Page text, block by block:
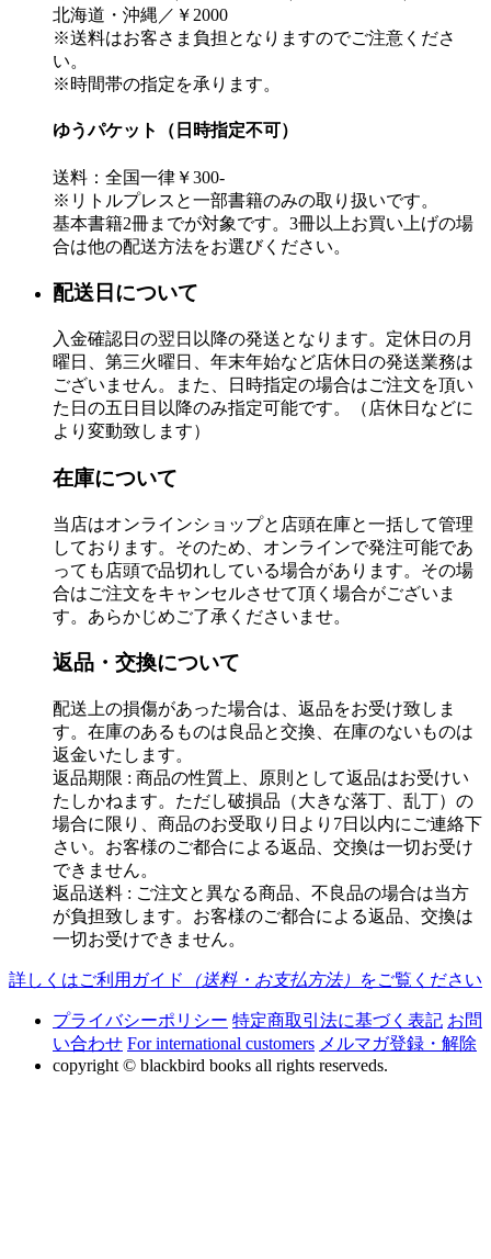
北海道・沖縄／￥2000
※送料はお客さま負担となりますのでご注意くださ
い。
※時間帯の指定を承ります。
ゆうパケット（日時指定不可）
送料：全国一律￥300-
※リトルプレスと一部書籍のみの取り扱いです。
基本書籍2冊までが対象です。3冊以上お買い上げの場
合は他の配送方法をお選びください。
配送日について
入金確認日の翌日以降の発送となります。定休日の月
曜日、第三火曜日、年末年始など店休日の発送業務は
ございません。また、日時指定の場合はご注文を頂い
た日の五日目以降のみ指定可能です。（店休日などに
より変動致します）
在庫について
当店はオンラインショップと店頭在庫と一括して管理
しております。そのため、オンラインで発注可能であ
っても店頭で品切れしている場合があります。その場
合はご注文をキャンセルさせて頂く場合がございま
す。あらかじめご了承くださいませ。
返品・交換について
配送上の損傷があった場合は、返品をお受け致しま
す。在庫のあるものは良品と交換、在庫のないものは
返金いたします。
返品期限 : 商品の性質上、原則として返品はお受けい
たしかねます。ただし破損品（大きな落丁、乱丁）の
場合に限り、商品のお受取り日より7日以内にご連絡下
さい。お客様のご都合による返品、交換は一切お受け
できません。
返品送料 : ご注文と異なる商品、不良品の場合は当方
が負担致します。お客様のご都合による返品、交換は
一切お受けできません。
詳しくはご利用ガイド （送料・お支払方法） をご覧ください
プライバシーポリシー 特定商取引法に基づく表記 お問
い合わせ For international customers メルマガ登録・解除
copyright © blackbird books all rights reserveds.